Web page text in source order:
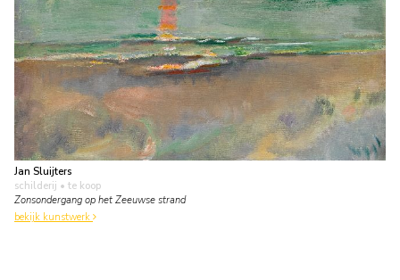
Jan Sluijters
schilderij • te koop
Zonsondergang op het Zeeuwse strand
bekijk kunstwerk